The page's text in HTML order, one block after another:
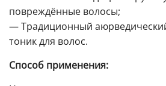
повреждённые волосы;
— Традиционный
тоник для волос.
Способ применения: